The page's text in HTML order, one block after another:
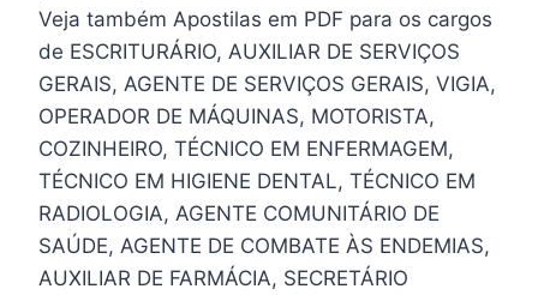
Veja também Apostilas em PDF para os cargos
de ESCRITURÁRIO, AUXILIAR DE SERVIÇOS
GERAIS, AGENTE DE SERVIÇOS GERAIS, VIGIA,
OPERADOR DE MÁQUINAS, MOTORISTA,
COZINHEIRO, TÉCNICO EM ENFERMAGEM,
TÉCNICO EM HIGIENE DENTAL, TÉCNICO EM
RADIOLOGIA, AGENTE COMUNITÁRIO DE
SAÚDE, AGENTE DE COMBATE ÀS ENDEMIAS,
AUXILIAR DE FARMÁCIA, SECRETÁRIO